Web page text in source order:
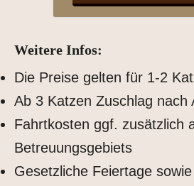
Weitere Infos:
Die Preise gelten für 1-2
Ab 3 Katzen Zuschlag nach
Fahrtkosten ggf. zusätzlich
Betreuungsgebiets
Gesetzliche Feiertage